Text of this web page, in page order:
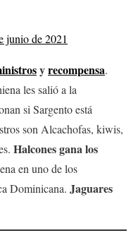
junio de 2021
yrecompensa.
les salió a la
si Sargento está
son Alcachofas, kiwis,
Halcones gana los
en uno de los
Dominicana. Jaguares